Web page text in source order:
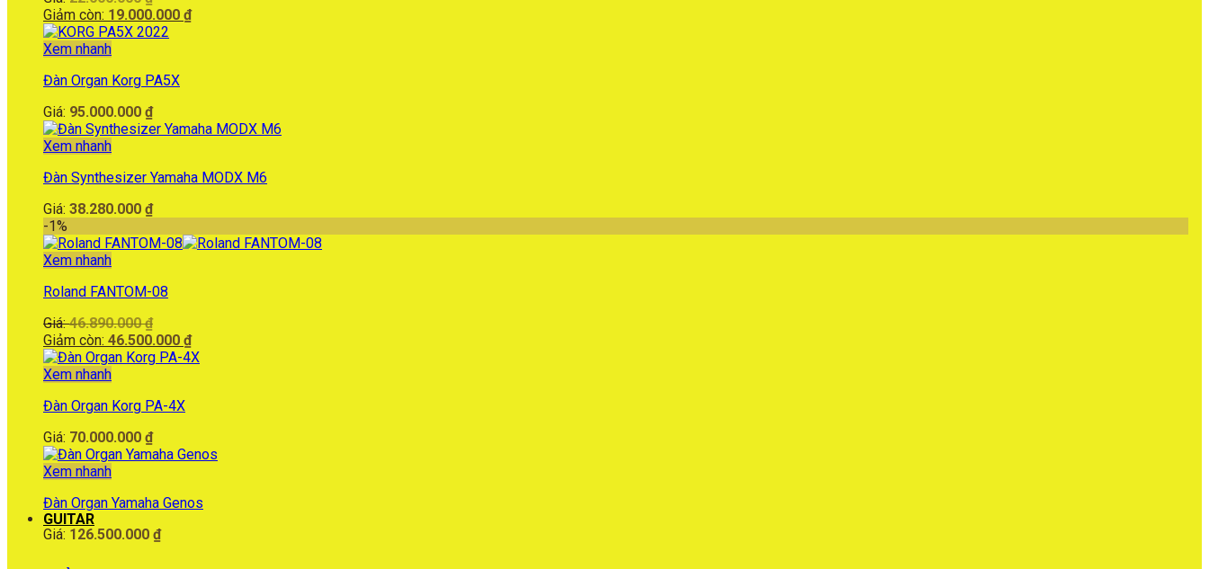
gốc
là:
Giảm còn: 19.000.000 ₫Giá
Xem nhanh
Đàn Organ Korg PA5X
Giá: 95.000.000 ₫
Xem nhanh
Đàn Synthesizer Yamaha MODX M6
Giá: 38.280.000 ₫
-1%
Xem nhanh
Roland FANTOM-08
Giá:46.890.000₫
gốc
là:
Giảm còn: 46.500.000 ₫Giá
hiện
Xem nhanh
Đàn Organ Korg PA-4X
Giá: 70.000.000 ₫
Xem nhanh
Đàn Organ Yamaha Genos
Giá: 126.500.000 ₫
GUITAR